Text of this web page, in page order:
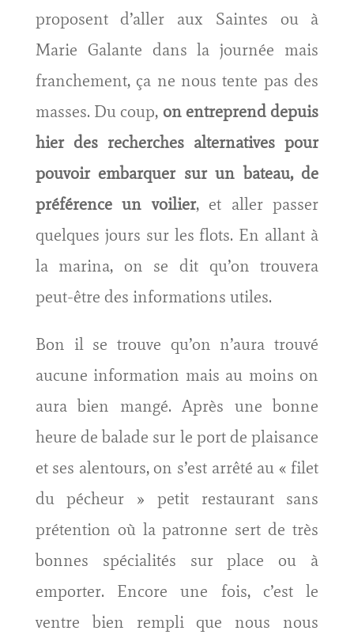
proposent d’aller aux Saintes ou à
Marie Galante dans la journée mais
franchement, ça ne nous tente pas des
masses. Du coup, on entreprend depuis
hier des recherches alternatives pour
pouvoir embarquer sur un bateau, de
préférence un voilier, et aller passer
quelques jours sur les flots. En allant à
la marina, on se dit qu’on trouvera
peut-être des informations utiles.
Bon il se trouve qu’on n’aura trouvé
aucune information mais au moins on
aura bien mangé. Après une bonne
heure de balade sur le port de plaisance
et ses alentours, on s’est arrêté au « filet
du pécheur » petit restaurant sans
prétention où la patronne sert de très
bonnes spécialités sur place ou à
emporter. Encore une fois, c’est le
ventre bien rempli que nous nous